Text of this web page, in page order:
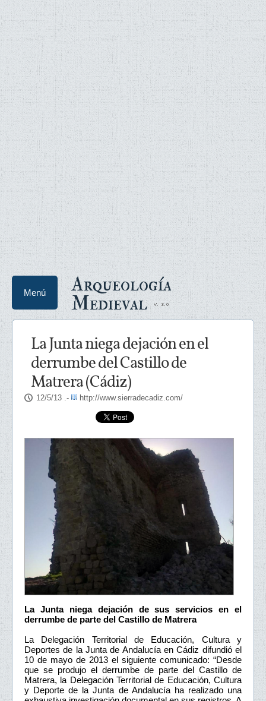
Arqueología
Medieval
Menú
La Junta niega dejación en el
derrumbe del Castillo de
Matrera (Cádiz)
12/5/13 .- http://www.sierradecadiz.com/
La Junta niega dejación de sus servicios en el
derrumbe de parte del Castillo de Matrera
La Delegación Territorial de Educación, Cultura y
Deportes de la Junta de Andalucía en Cádiz difundió el
10 de mayo de 2013 el siguiente comunicado: “Desde
que se produjo el derrumbe de parte del Castillo de
Matrera, la Delegación Territorial de Educación, Cultura
y Deporte de la Junta de Andalucía ha realizado una